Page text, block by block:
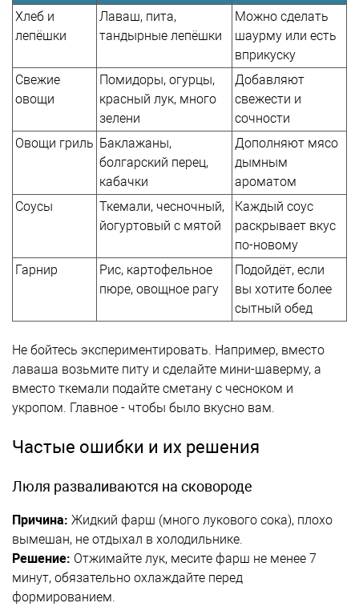
Хлеб и
лепёшки
Лаваш, пита,
тандырные лепёшки
Можно сделать
шаурму или есть
вприкуску
Свежие
овощи
Помидоры, огурцы,
красный лук, много
зелени
Добавляют
свежести и
сочности
Овощи гриль Баклажаны,
болгарский перец,
кабачки
Дополняют мясо
дымным
ароматом
Соусы
Ткемали, чесночный,
йогуртовый с мятой
Каждый соус
раскрывает вкус
по-новому
Гарнир
Рис, картофельное
пюре, овощное рагу
Подойдёт, если
вы хотите более
сытный обед
Не бойтесь экспериментировать. Например, вместо
лаваша возьмите питу и сделайте мини-шаверму, а
вместо ткемали подайте сметану с чесноком и
укропом. Главное - чтобы было вкусно вам.
Частые ошибки и их решения
Люля разваливаются на сковороде
Причина: Жидкий фарш (много лукового сока), плохо
вымешан, не отдыхал в холодильнике.
Решение: Отжимайте лук, месите фарш не менее 7
минут, обязательно охлаждайте перед
формированием.